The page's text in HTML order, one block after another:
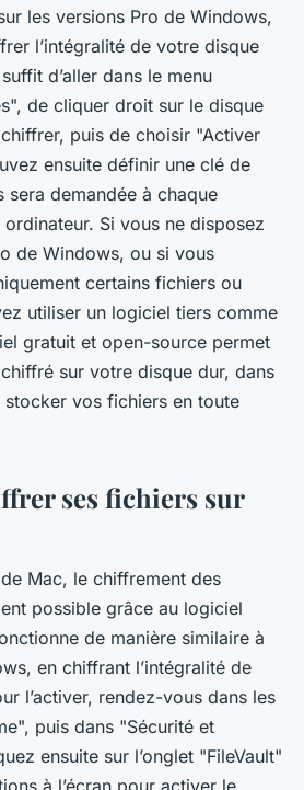
les versions Pro de Windows,
l’intégralité de votre disque
d’aller dans le menu
de cliquer droit sur le disque
puis de choisir "Activer
ensuite définir une clé de
demandée à chaque
Si vous ne disposez
de Windows, ou si vous
certains fichiers ou
utiliser un logiciel tiers comme
gratuit et open-source permet
sur votre disque dur, dans
vos fichiers en toute
ses fichiers sur
Mac, le chiffrement des
possible grâce au logiciel
de manière similaire à
en chiffrant l’intégralité de
l’activer, rendez-vous dans les
puis dans "Sécurité et
ensuite sur l’onglet "FileVault"